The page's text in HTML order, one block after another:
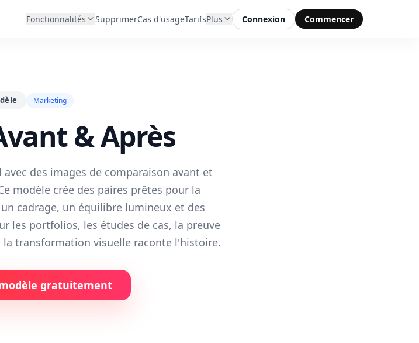
Fonctionnalités SupprimerCas d'usageTarifsPlus Connexion Commencer
Marketing
& Après
des images de comparaison avant et
modèle crée des paires prêtes pour la
cadrage, un équilibre lumineux et des
les portfolios, les études de cas, la preuve
transformation visuelle raconte l'histoire.
gratuitement